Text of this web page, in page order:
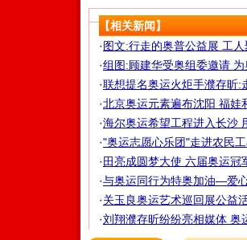
【相关新闻】
·图文:行走的奥普公益展 工
·组图:顾建华受奥组委邀请
·联想提名奥运火炬手濮存昕:
·北京奥运元素遍布沈阳 福娃
·海尔奥运希望工程进入长沙
·"奥运志愿心乐团"走进农民工
· 田亮成圆梦大使 六届奥运冠
·与奥运同行为特奥加油—爱
·关玉良奥运艺术巡回展公益
·刘翔濮存昕纷纷亮相媒体 奥